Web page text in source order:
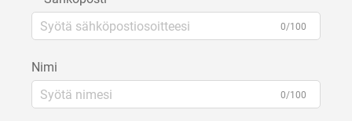
0/100
Nimi
0/100